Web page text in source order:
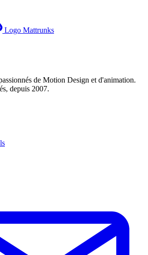
Logo Mattrunks
de Motion Design et d'animation.
depuis 2007.